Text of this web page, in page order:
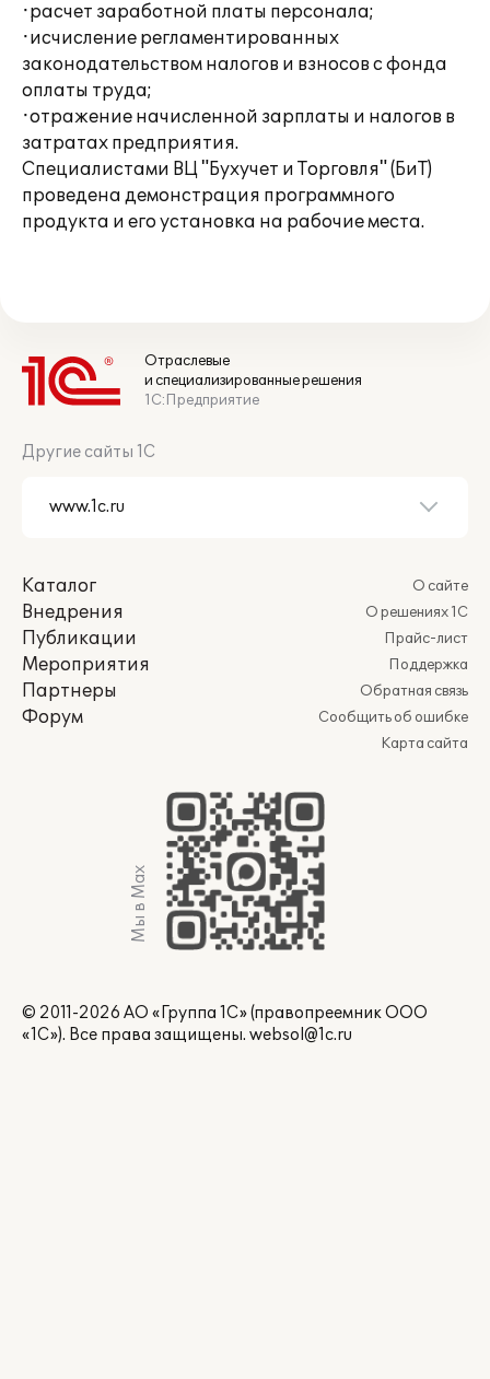
·расчет заработной платы персонала;
·исчисление регламентированных
законодательством налогов и взносов с фонда
оплаты труда;
·отражение начисленной зарплаты и налогов в
затратах предприятия.
Специалистами ВЦ "Бухучет и Торговля" (БиТ)
проведена демонстрация программного
продукта и его установка на рабочие места.
Отраслевые
и специализированные решения
1С:Предприятие
Другие сайты 1С
Каталог
Внедрения
Публикации
Мероприятия
Партнеры
Форум
О сайте
О решениях 1С
Прайс-лист
Поддержка
Обратная связь
Сообщить об ошибке
Карта сайта
Мы в Max
© 2011-2026 АО «Группа 1С» (правопреемник ООО
«1С»). Все права защищены. websol@1c.ru